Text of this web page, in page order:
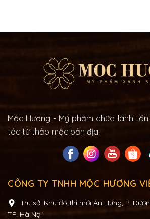
Mộc Hương - Mỹ phẩm chữa lành
tóc từ thảo mộc bản địa.
CÔNG TY TNHH MỘC HƯƠNG
Trụ sở: Khu đô thị mới An Hưng, P.
TP. Hà Nội